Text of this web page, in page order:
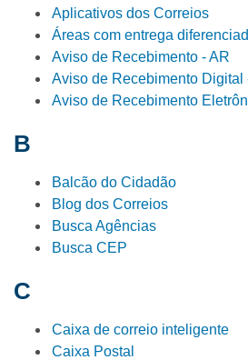
Aplicativos dos Correios
Áreas com entrega
Aviso de Recebimento - AR
Aviso de Recebimento Digital
Aviso de Recebimento
B
Balcão do Cidadão
Blog dos Correios
Busca Agências
Busca CEP
C
Caixa de correio inteligente
Caixa Postal